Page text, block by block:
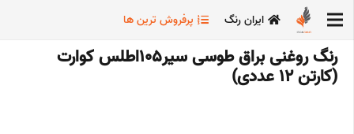
ایران رنگ پرفروش ترین ها
رنگ روغنی براق طوسی سیر105اطلس کوارت
(کارتن 12 عددی)